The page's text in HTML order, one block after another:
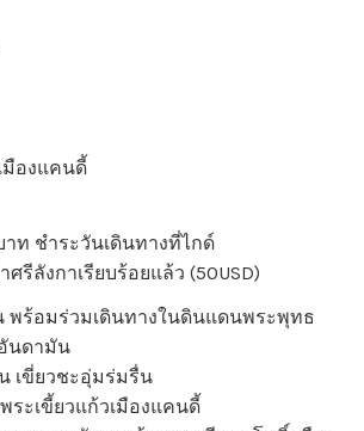
มืองแคนดี้
าท ชำระวันเดินทางที่ไกด์
รีลังกาเรียบร้อยแล้ว (50USD)
พร้อมร่วมเดินทางในดินแดนพระพุทธ
นดามัน
เขี่ยวชะอุ่มร่มรื่น
ระเขี้ยวแก้วเมืองแคนดี้